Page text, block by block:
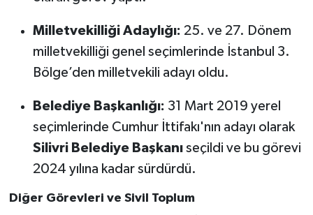
Milletvekilliği Adaylığı: 25. ve 27. Dönem
milletvekilliği genel seçimlerinde İstanbul 3.
Bölge’den milletvekili adayı oldu.
Belediye Başkanlığı: 31 Mart 2019 yerel
seçimlerinde Cumhur İttifakı'nın adayı olarak
Silivri Belediye Başkanıseçildi ve bu görevi
2024 yılına kadar sürdürdü.
Diğer Görevleri ve Sivil Toplum